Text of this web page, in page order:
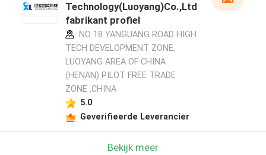
Technology(Luoyang)Co.,Ltd
fabrikant profiel
NO 18 YANGUANG ROAD HIGH
TECH DEVELOPMENT ZONE,
LUOYANG AREA OF CHINA
(HENAN) PILOT FREE TRADE
ZONE ,CHINA
5.0
Geverifieerde Leverancier
Bekijk meer